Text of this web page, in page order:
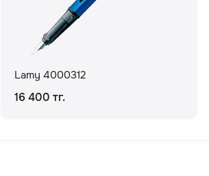
Lamy 4000312
16 400 тг.